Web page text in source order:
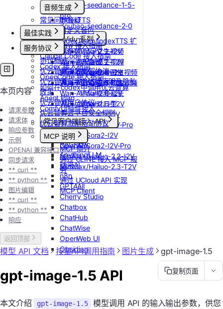
doubao-seedance-1-5-
pro
doubao-seedance-2-0
Vidu 系列
Vidu/文生视频
Vidu/图生视频
Vidu/参考图生视频
Vidu/首尾帧生视频
Vidu/视频延长
Vidu/对口型
Wan-AI/Wan2.2-I2V
Wan-AI/Wan2.2-T2V
Wan-AI/Wan2.5-I2V
Wan-AI/Wan2.5-T2V
Wan-AI/Wan2.6-I2V
Wan-AI/Wan2.6-T2V
OpenAI/Sora2-T2V
OpenAI/Sora2-T2V-Pro
OpenAI/Sora2-I2V
OpenAI/Sora2-I2V-Pro
MiniMax/Hailuo-2.3-I2V
MiniMax/Hailuo-2.3-T2V
音频生成
IndexTTS
自定义音色
IndexTeam/IndexTTS 扩
展参数
suno音乐生成
MiniMax/speech-hd
通义千问 Qwen-TTS
常见问题答疑
最佳实践
OpenClaw 接入指南
Claude Code 接入指南
Codex 接入指南
OpenCode 接入指南
如何在codex中调用优云智算
Agent Plan
ComfyUI插件接入
常见客户端接入 API
Dify
RAGFlow
AnythingLLM
纳米AI
n8n
GPT4All
Cherry Studio
Chatbox
ChatHub
ChatWise
OpenWeb UI
Obsidian
MCP 说明
MCP 简介
通过 CLINE 接入 MCP 服
务
通过 UCloud API 实现
MCP Client
服务协议
协议概览
优云智算服务框架协议
优云智算云服务法律声明及隐私
政策
优云智算用户协议
优云智算云平台安全规则
优云智算激励活动协议
本页内容
请求参数
请求体
响应参数
示例
OPENAI 兼容接口
同步请求
** curl **
** python **
图片编辑
** curl **
** python **
响应
返回顶部
模型 API 文档 按量API调用指南 图片生成 gpt-image-1.5
复制页面
gpt-image-1.5 API
本文介绍 gpt-image-1.5
模型调用 API 的输入输出参数，供您